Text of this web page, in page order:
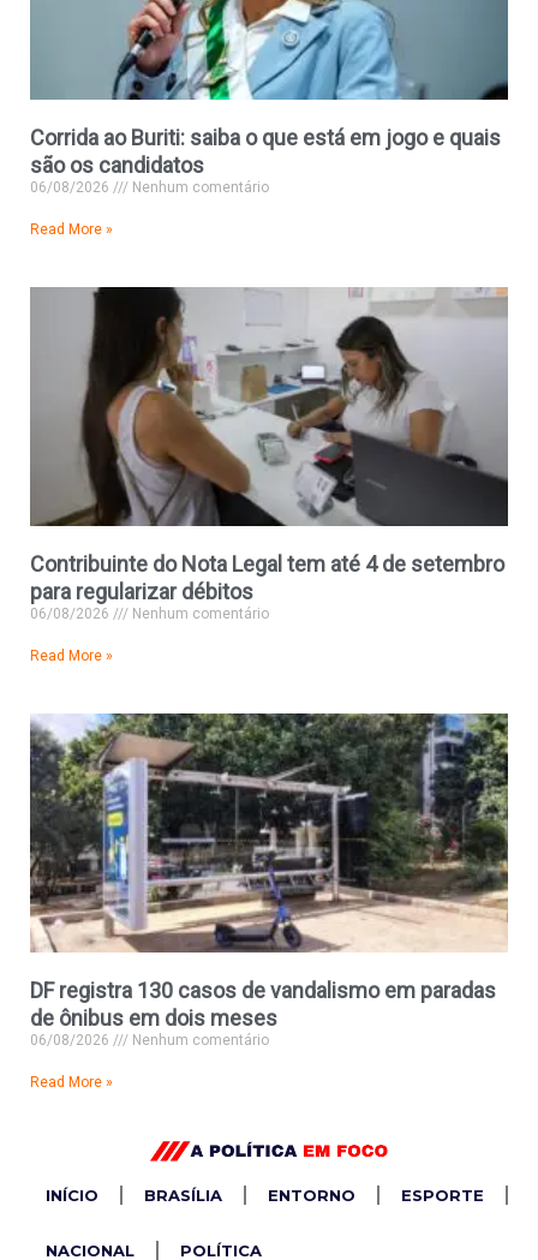
Corrida ao Buriti: saiba o que está em jogo e quais
são os candidatos
06/08/2026 Nenhum comentário
Read More »
Contribuinte do Nota Legal tem até 4 de setembro
para regularizar débitos
06/08/2026 Nenhum comentário
Read More »
DF registra 130 casos de vandalismo em paradas
de ônibus em dois meses
06/08/2026 Nenhum comentário
Read More »
INÍCIO BRASÍLIA ENTORNO ESPORTE
NACIONAL POLÍTICA